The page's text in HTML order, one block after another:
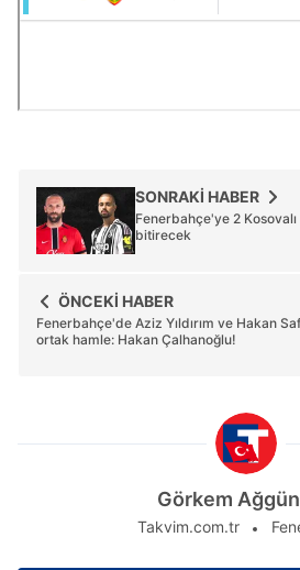
SONRAKİ HABER
Fenerbahçe'ye 2
bitirecek
ÖNCEKİ HABER
Fenerbahçe'de Aziz Yıldırım ve Hakan
ortak hamle: Hakan Çalhanoğlu!
Görkem
Takvim.com.tr